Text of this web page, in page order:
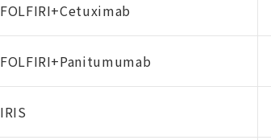
FOLFIRI+Cetuximab
FOLFIRI+Panitumumab
IRIS